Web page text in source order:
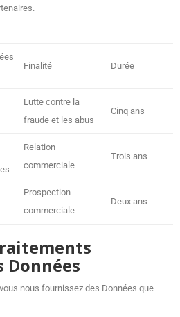
Finalité Durée
Lutte contre la
fraude et les abus
Cinq ans
Relation
commerciale
Trois ans
Prospection
commerciale
Deux ans
Données
nous fournissez des Données que